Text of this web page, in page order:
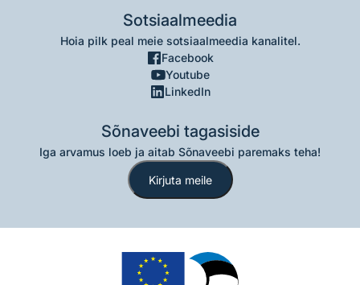
Sotsiaalmeedia
Hoia pilk peal meie sotsiaalmeedia kanalitel.
Facebook
Youtube
LinkedIn
Sõnaveebi tagasiside
Iga arvamus loeb ja aitab Sõnaveebi paremaks teha!
Kirjuta meile